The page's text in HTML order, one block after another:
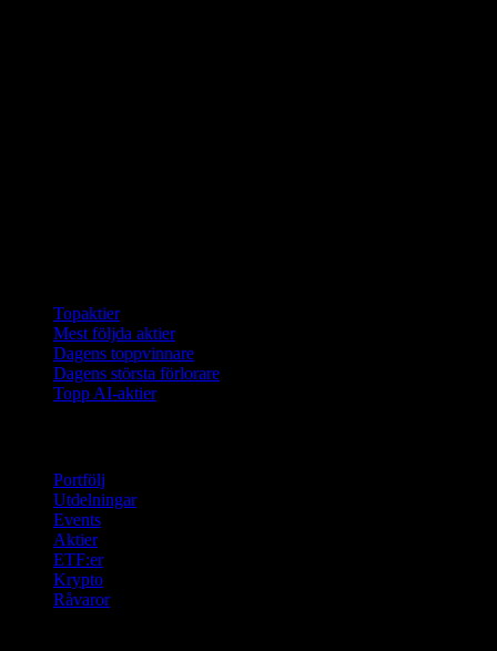
Topaktier
Mest följda aktier
Dagens toppvinnare
Dagens största förlorare
Topp AI-aktier
Portfölj
Utdelningar
Events
Aktier
ETF:er
Krypto
Råvaror